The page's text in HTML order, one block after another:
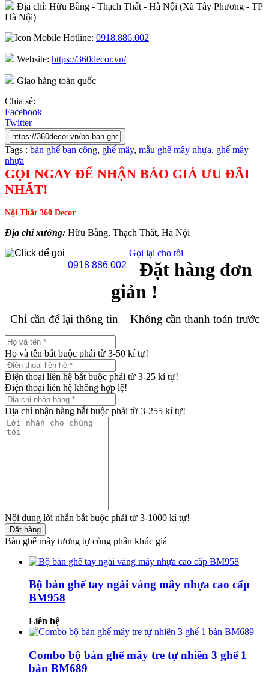
Địa chỉ: Hữu Bằng - Thạch Thất - Hà Nội (Xã Tây Phương - TP
Hà Nội)
Hotline: 0918.886.002
Website: https://360decor.vn/
Giao hàng toàn quốc
Chia sẻ:
Facebook
Twitter
Tags : bàn ghế ban công, ghế mây, mẫu ghế mây nhựa, ghế mây
nhựa
GỌI NGAY ĐỂ NHẬN BÁO GIÁ ƯU ĐÃI
NHẤT!
Nội Thất 360 Decor
Địa chỉ xưởng: Hữu Bằng, Thạch Thất, Hà Nội
0918 886 002
Gọi lại cho tôi
Đặt hàng đơn
giản !
Chỉ cần để lại thông tin – Không cần thanh toán trước
Họ và tên bắt buộc phải từ 3-50 kí tự!
Điện thoại liên hệ bắt buộc phải từ 3-25 kí tự!
Điện thoại liên hệ không hợp lệ!
Địa chỉ nhận hàng bắt buộc phải từ 3-255 kí tự!
Nội dung lời nhắn bắt buộc phải từ 3-1000 kí tự!
Đặt hàng
Bàn ghế mây tương tự cùng phân khúc giá
Bộ bàn ghế tay ngài vàng mây nhựa cao cấp
BM958
Liên hệ
Combo bộ bàn ghế mây tre tự nhiên 3 ghế 1
bàn BM689